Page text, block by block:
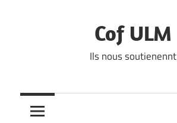
Cof ULM
Ils nous soutienennt